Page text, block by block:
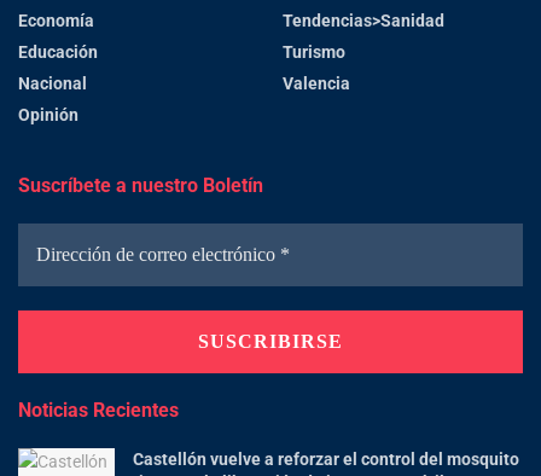
Economía
Educación
Nacional
Opinión
Tendencias>Sanidad
Turismo
Valencia
Suscríbete a nuestro Boletín
Noticias Recientes
Castellón vuelve a reforzar el control del mosquito